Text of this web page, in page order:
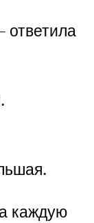
каждую